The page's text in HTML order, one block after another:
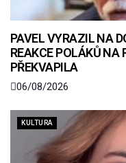
PAVEL VYRAZIL NA
REAKCE POLÁKŮ NA
PŘEKVAPILA
06/08/2026
KULTURA